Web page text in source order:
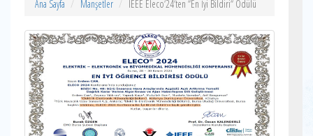
Ana Sayfa Manşetler IEEE Eleco‘24‘ten “En İyi Bildiri“ Ödülü